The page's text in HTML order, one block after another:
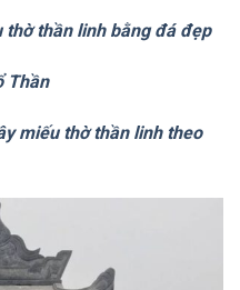
thờ thần linh bằng đá đẹp
Thần
miếu thờ thần linh theo